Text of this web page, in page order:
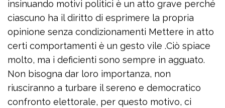
insinuando motivi politici è un atto grave perché
ciascuno ha il diritto di esprimere la propria
opinione senza condizionamenti Mettere in atto
certi comportamenti è un gesto vile .Ciò spiace
molto, ma i deficienti sono sempre in agguato.
Non bisogna dar loro importanza, non
riusciranno a turbare il sereno e democratico
confronto elettorale, per questo motivo, ci